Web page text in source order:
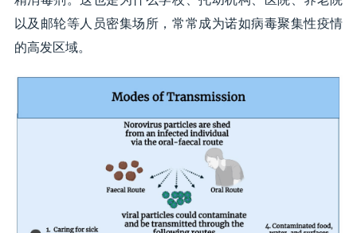
以及邮轮等人员密集场所，常常成为诺如病毒聚集性疫情
的高发区域。